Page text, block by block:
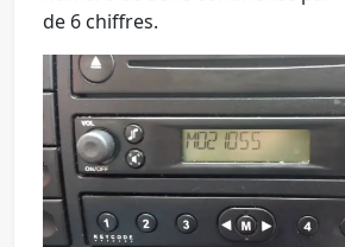
de 6 chiffres.